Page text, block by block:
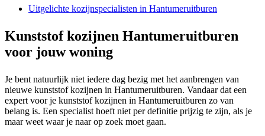
Uitgelichte kozijnspecialisten in Hantumeruitburen
Kunststof kozijnen Hantumeruitburen
voor jouw woning
Je bent natuurlijk niet iedere dag bezig met het aanbrengen van
nieuwe kunststof kozijnen in Hantumeruitburen. Vandaar dat een
expert voor je kunststof kozijnen in Hantumeruitburen zo van
belang is. Een specialist hoeft niet per definitie prijzig te zijn, als je
maar weet waar je naar op zoek moet gaan.